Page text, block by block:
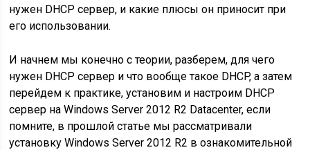
нужен DHCP сервер, и какие плюсы он приносит при
его использовании.
И начнем мы конечно с теории, разберем, для чего
нужен DHCP сервер и что вообще такое DHCP, а затем
перейдем к практике, установим и настроим DHCP
сервер на Windows Server 2012 R2 Datacenter, если
помните, в прошлой статье мы рассматривали
установку Windows Server 2012 R2 в ознакомительной